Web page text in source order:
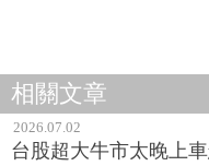
相關文章
2026.07.02
台股超大牛市太晚上